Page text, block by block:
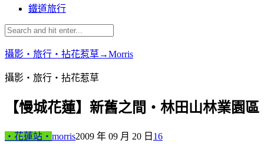
鐵道旅行
攝影‧旅行‧拈花惹草→Morris
攝影‧旅行‧拈花惹草
【慢城花蓮】新舊之間‧林田山林業園區
‧花蓮站‧ morris2009 年 09 月 20 日 16